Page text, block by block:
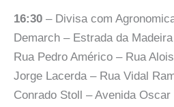
16:30 – Divisa com
Demarch – Estrada da
Rua Pedro Américo – Rua
Jorge Lacerda – Rua Vidal
Conrado Stoll – Avenida